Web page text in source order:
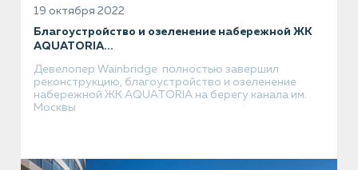
19 октября 2022
Благоустройство и озеленение набережной ЖК
AQUATORIA...
Девелопер Wainbridge полностью завершил
реконструкцию, благоустройство и озеленение
набережной ЖК AQUATORIA на берегу канала им.
Москвы